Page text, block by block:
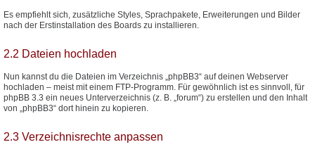
Es empfiehlt sich, zusätzliche Styles, Sprachpakete, Erweiterungen und Bilder
nach der Erstinstallation des Boards zu installieren.
2.2 Dateien hochladen
Nun kannst du die Dateien im Verzeichnis „phpBB3“ auf deinen Webserver
hochladen – meist mit einem FTP-Programm. Für gewöhnlich ist es sinnvoll, für
phpBB 3.3 ein neues Unterverzeichnis (z. B. „forum“) zu erstellen und den Inhalt
von „phpBB3“ dort hinein zu kopieren.
2.3 Verzeichnisrechte anpassen